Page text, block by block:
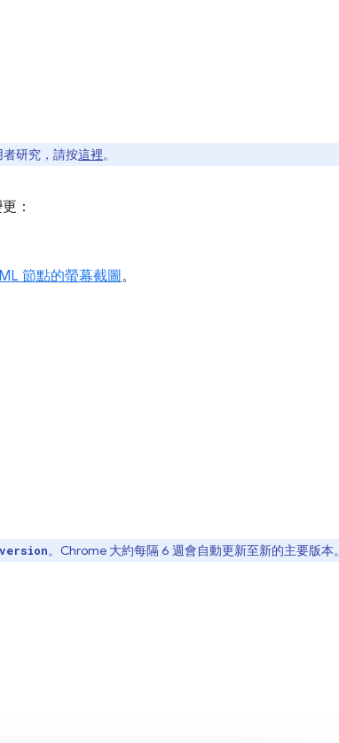
研究，請按這裡。
：
節點的螢幕截圖。
。Chrome 大約每隔 6 週會自動更新至新的主要版本。